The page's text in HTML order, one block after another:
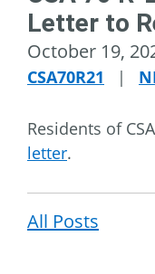
Letter to
October 19,
CSA70R21 |
Residents of
letter.
All Posts